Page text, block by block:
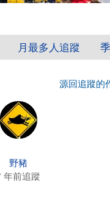
月最多人追蹤
源回追蹤的
野豬
年前追蹤